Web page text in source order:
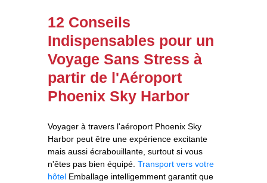
12 Conseils
Indispensables pour un
Voyage Sans Stress à
partir de l'Aéroport
Phoenix Sky Harbor
Voyager à travers l'aéroport Phoenix Sky
Harbor peut être une expérience excitante
mais aussi écrabouillante, surtout si vous
n'êtes pas bien équipé. Transport vers votre
hôtel Emballage intelligemment garantit que